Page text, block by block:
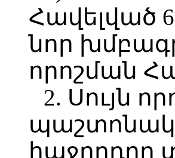
Հավելված
նոր
որոշման
2. Սույն
հաջորդող